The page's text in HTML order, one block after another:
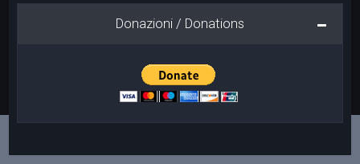
Donazioni / Donations